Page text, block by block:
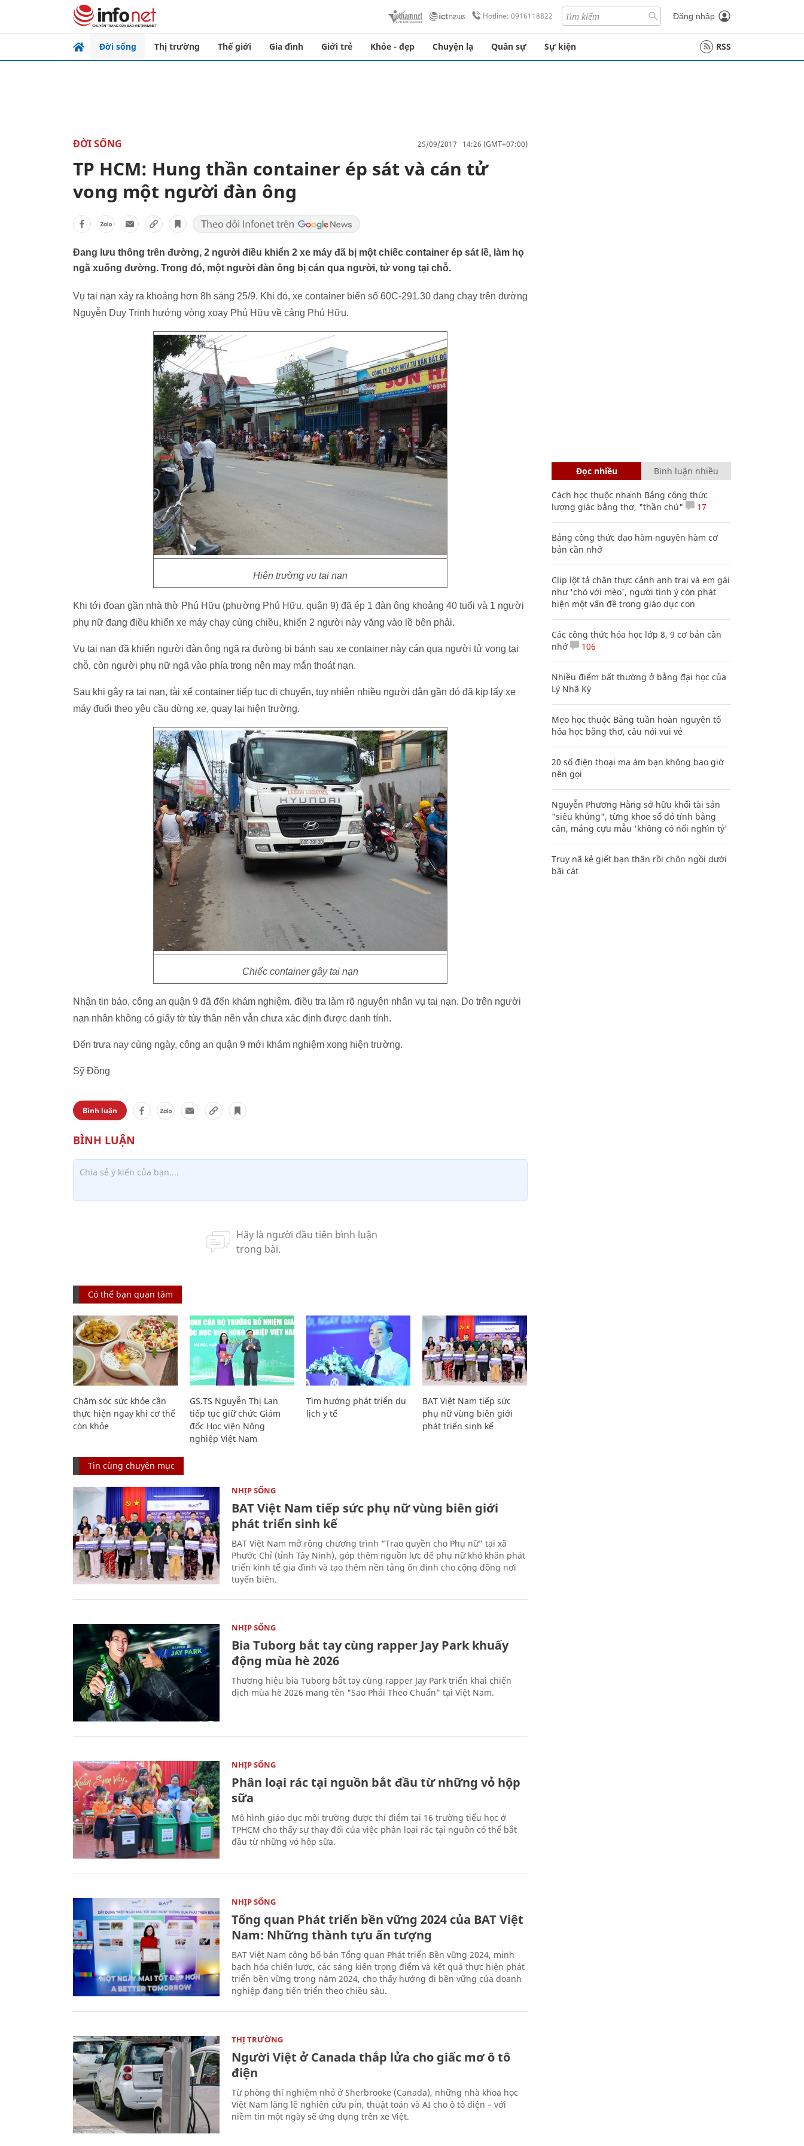
Hotline: 0916118822 Đăng nhập
Đời sống Thị trường Thế giới Gia đình Giới trẻ Khỏe - đẹp Chuyện lạ Quân sự Sự kiện RSS
ĐỜI SỐNG 25/09/2017 14:26 (GMT+07:00)
TP HCM: Hung thần container ép sát và cán tử
vong một người đàn ông
Đang lưu thông trên đường, 2 người điều khiển 2 xe máy đã bị một chiếc container ép sát lề, làm họ
ngã xuống đường. Trong đó, một người đàn ông bị cán qua người, tử vong tại chỗ.
Vụ tai nạn xảy ra khoảng hơn 8h sáng 25/9. Khi đó, xe container biển số 60C-291.30 đang chạy trên đường
Nguyễn Duy Trinh hướng vòng xoay Phú Hữu về cảng Phú Hữu.
Hiện trường vụ tai nạn
Khi tới đoạn gần nhà thờ Phú Hữu (phường Phú Hữu, quận 9) đã ép 1 đàn ông khoảng 40 tuổi và 1 người
phụ nữ đang điều khiển xe máy chạy cùng chiều, khiến 2 người này văng vào lề bên phải.
Vụ tai nạn đã khiến người đàn ông ngã ra đường bị bánh sau xe container này cán qua người tử vong tại
chỗ, còn người phụ nữ ngã vào phía trong nên may mắn thoát nạn.
Sau khi gây ra tai nạn, tài xế container tiếp tục di chuyển, tuy nhiên nhiều người dân gần đó đã kịp lấy xe
máy đuổi theo yêu cầu dừng xe, quay lại hiện trường.
Chiếc container gây tai nạn
Nhận tin báo, công an quận 9 đã đến khám nghiệm, điều tra làm rõ nguyên nhân vụ tai nạn. Do trên người
nạn nhân không có giấy tờ tùy thân nên vẫn chưa xác định được danh tính.
Đến trưa nay cùng ngày, công an quận 9 mới khám nghiệm xong hiện trường.
Sỹ Đồng
Bình luận
Có thể bạn quan tâm
Chăm sóc sức khỏe cần
thực hiện ngay khi cơ thể
còn khỏe
GS.TS Nguyễn Thị Lan
tiếp tục giữ chức Giám
đốc Học viện Nông
nghiệp Việt Nam
Tìm hướng phát triển du
lịch y tế
BAT Việt Nam tiếp sức
phụ nữ vùng biên giới
phát triển sinh kế
Tin cùng chuyên mục
NHỊP SỐNG
BAT Việt Nam tiếp sức phụ nữ vùng biên giới
phát triển sinh kế
BAT Việt Nam mở rộng chương trình “Trao quyền cho Phụ nữ” tại xã
Phước Chỉ (tỉnh Tây Ninh), góp thêm nguồn lực để phụ nữ khó khăn phát
triển kinh tế gia đình và tạo thêm nền tảng ổn định cho cộng đồng nơi
tuyến biên.
NHỊP SỐNG
Bia Tuborg bắt tay cùng rapper Jay Park khuấy
động mùa hè 2026
Thương hiệu bia Tuborg bắt tay cùng rapper Jay Park triển khai chiến
dịch mùa hè 2026 mang tên "Sao Phải Theo Chuẩn” tại Việt Nam.
NHỊP SỐNG
Phân loại rác tại nguồn bắt đầu từ những vỏ hộp
sữa
Mô hình giáo dục môi trường được thí điểm tại 16 trường tiểu học ở
TPHCM cho thấy sự thay đổi của việc phân loại rác tại nguồn có thể bắt
đầu từ những vỏ hộp sữa.
NHỊP SỐNG
Tổng quan Phát triển bền vững 2024 của BAT Việt
Nam: Những thành tựu ấn tượng
BAT Việt Nam công bố bản Tổng quan Phát triển Bền vững 2024, minh
bạch hóa chiến lược, các sáng kiến trọng điểm và kết quả thực hiện phát
triển bền vững trong năm 2024, cho thấy hướng đi bền vững của doanh
nghiệp đang tiến triển theo chiều sâu.
THỊ TRƯỜNG
Người Việt ở Canada thắp lửa cho giấc mơ ô tô
điện
Từ phòng thí nghiệm nhỏ ở Sherbrooke (Canada), những nhà khoa học
Việt Nam lặng lẽ nghiên cứu pin, thuật toán và AI cho ô tô điện – với
niềm tin một ngày sẽ ứng dụng trên xe Việt.
Đọc nhiều Bình luận nhiều
Cách học thuộc nhanh Bảng công thức
lượng giác bằng thơ, "thần chú"
17
Bảng công thức đạo hàm nguyên hàm cơ
bản cần nhớ
Clip lột tả chân thực cảnh anh trai và em gái
như 'chó với mèo', người tinh ý còn phát
hiện một vấn đề trong giáo dục con
Các công thức hóa học lớp 8, 9 cơ bản cần
nhớ
106
Nhiều điểm bất thường ở bằng đại học của
Lý Nhã Kỳ
Mẹo học thuộc Bảng tuần hoàn nguyên tố
hóa học bằng thơ, câu nói vui vẻ
20 số điện thoại ma ám bạn không bao giờ
nên gọi
Nguyễn Phương Hằng sở hữu khối tài sản
"siêu khủng", từng khoe sổ đỏ tính bằng
cân, mắng cựu mẫu 'không có nổi nghìn tỷ'
Truy nã kẻ giết bạn thân rồi chôn ngồi dưới
bãi cát